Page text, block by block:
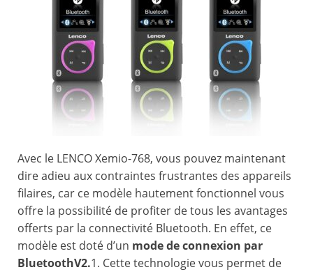
Avec le LENCO Xemio-768, vous pouvez maintenant
dire adieu aux contraintes frustrantes des appareils
filaires, car ce modèle hautement fonctionnel vous
offre la possibilité de profiter de tous les avantages
offerts par la connectivité Bluetooth. En effet, ce
modèle est doté d’un mode de connexion par
BluetoothV2.1. Cette technologie vous permet de